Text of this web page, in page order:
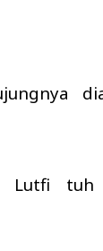
Lutfi